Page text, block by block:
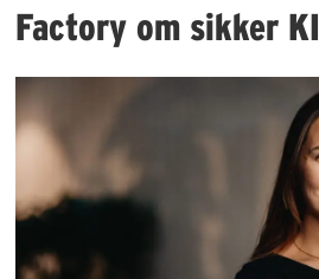
Factory om sikker KI